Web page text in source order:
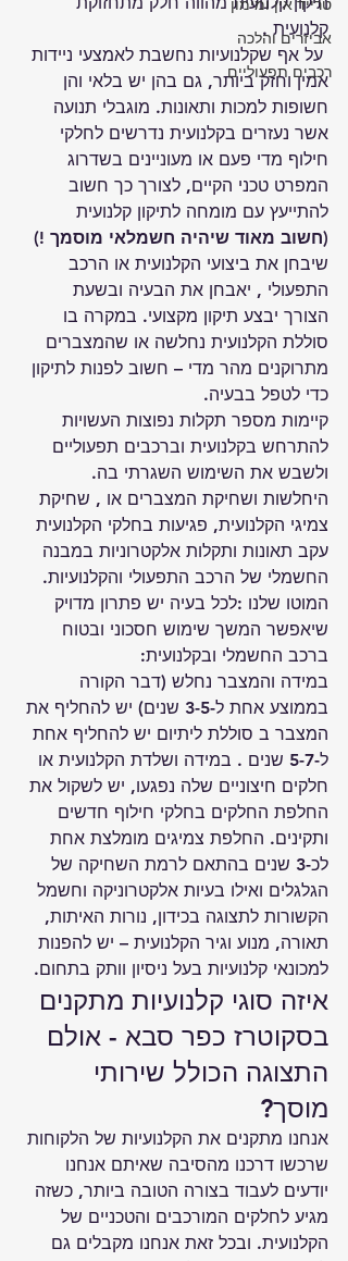
טרייד אין ומימון
אביזרים והלכה
רכבים תפעוליים
קלנועית .
על אף שקלנועיות נחשבת לאמצעי ניידות
אמין וחזק ביותר, גם בהן יש בלאי והן
חשופות למכות ותאונות. מוגבלי תנועה
אשר נעזרים בקלנועית נדרשים לחלקי
חילוף מדי פעם או מעוניינים בשדרוג
המפרט טכני הקיים, לצורך כך חשוב
להתייעץ עם מומחה לתיקון קלנועית
(חשוב מאוד שיהיה חשמלאי מוסמך !)
שיבחן את ביצועי הקלנועית או הרכב
התפעולי , יאבחן את הבעיה ובשעת
הצורך יבצע תיקון מקצועי. במקרה בו
סוללת הקלנועית נחלשה או שהמצברים
מתרוקנים מהר מדי – חשוב לפנות לתיקון
כדי לטפל בבעיה.
קיימות מספר תקלות נפוצות העשויות
להתרחש בקלנועית וברכבים תפעוליים
ולשבש את השימוש השגרתי בה.
היחלשות ושחיקת המצברים או , שחיקת
צמיגי הקלנועית, פגיעות בחלקי הקלנועית
עקב תאונות ותקלות אלקטרוניות במבנה
החשמלי של הרכב התפעולי והקלנועיות.
המוטו שלנו :לכל בעיה יש פתרון מדויק
שיאפשר המשך שימוש חסכוני ובטוח
ברכב החשמלי ובקלנועית:
במידה והמצבר נחלש (דבר הקורה
בממוצע אחת ל-3-5 שנים) יש להחליף את
המצבר ב סוללת ליתיום יש להחליף אחת
ל-5-7 שנים . במידה ושלדת הקלנועית או
חלקים חיצוניים שלה נפגעו, יש לשקול את
החלפת החלקים בחלקי חילוף חדשים
ותקינים. החלפת צמיגים מומלצת אחת
לכ-3 שנים בהתאם לרמת השחיקה של
הגלגלים ואילו בעיות אלקטרוניקה וחשמל
הקשורות לתצוגה בכידון, נורות האיתות,
תאורה, מנוע וגיר הקלנועית – יש להפנות
למכונאי קלנועיות בעל ניסיון וותק בתחום.
איזה סוגי קלנועיות מתקנים
בסקוטרז כפר סבא - אולם
התצוגה הכולל שירותי
מוסך?
אנחנו מתקנים את הקלנועיות של הלקוחות
שרכשו דרכנו מהסיבה שאיתם אנחנו
יודעים לעבוד בצורה הטובה ביותר, כשזה
מגיע לחלקים המורכבים והטכניים של
הקלנועית. ובכל זאת אנחנו מקבלים גם